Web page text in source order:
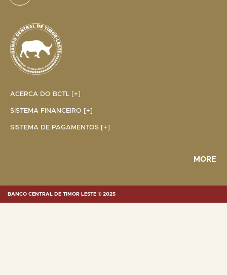
ACERCA DO BCTL [+]
SISTEMA FINANCEIRO [+]
SISTEMA DE PAGAMENTOS [+]
MORE
BANCO CENTRAL DE TIMOR LESTE © 2025